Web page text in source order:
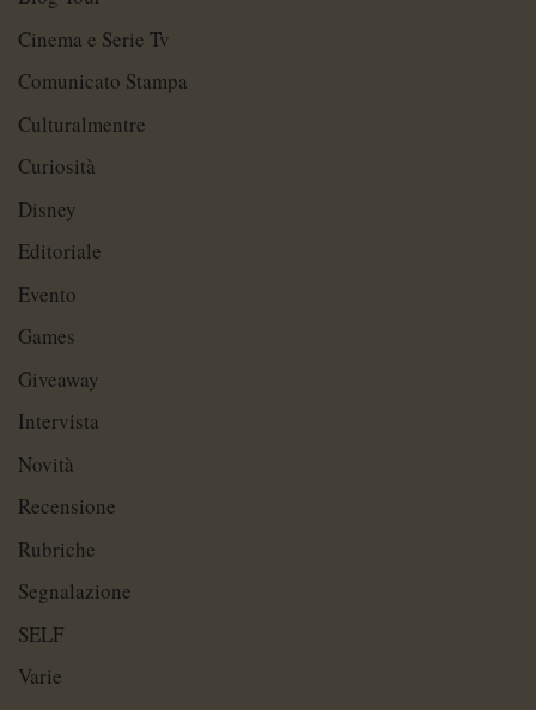
Cinema e Serie Tv
Comunicato Stampa
Culturalmentre
Curiosità
Disney
Editoriale
Evento
Games
Giveaway
Intervista
Novità
Recensione
Rubriche
Segnalazione
SELF
Varie